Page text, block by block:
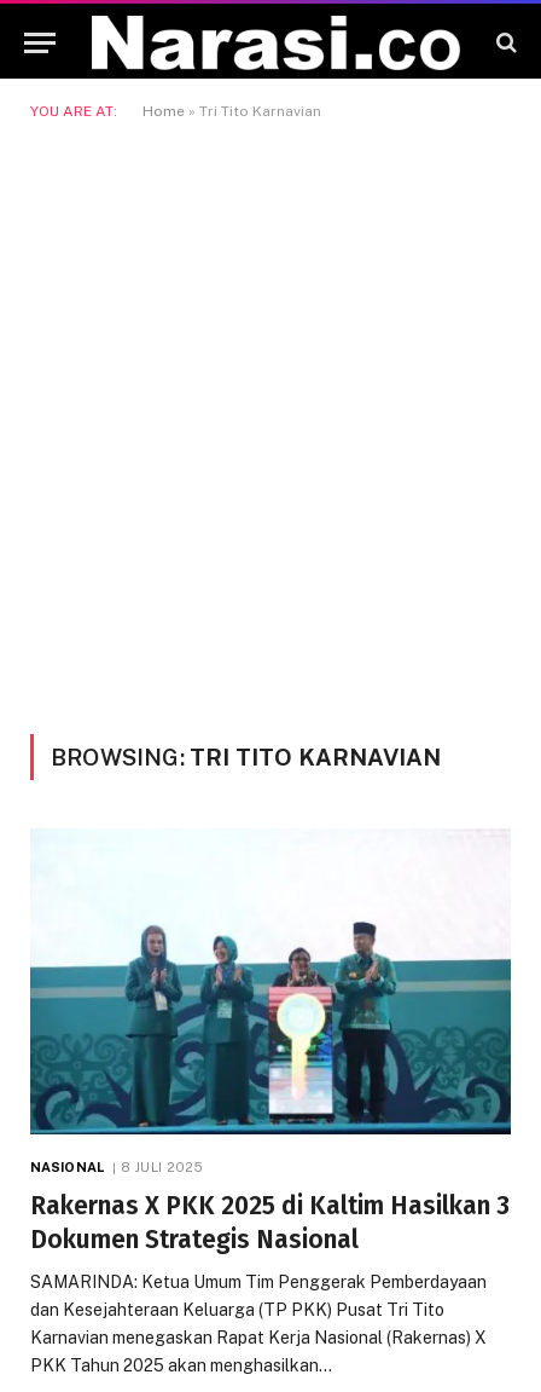
YOU ARE AT: Home » Tri Tito Karnavian
BROWSING: TRI TITO KARNAVIAN
NASIONAL 8 JULI 2025
Rakernas X PKK 2025 di Kaltim Hasilkan 3
Dokumen Strategis Nasional
SAMARINDA: Ketua Umum Tim Penggerak Pemberdayaan
dan Kesejahteraan Keluarga (TP PKK) Pusat Tri Tito
Karnavian menegaskan Rapat Kerja Nasional (Rakernas) X
PKK Tahun 2025 akan menghasilkan…